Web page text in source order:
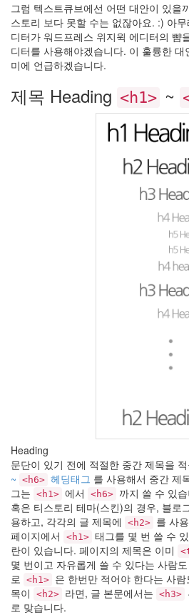
그럼 텍스트큐브에선 어떤 대안이 있을
스토리 보다 못할 수는 없잖아요. :) 아
디터가 워드프레스 위지윅 에디터의 뺨
디터를 사용해야겠습니다. 이 훌륭한
미에 언급하겠습니다.
제목 Heading <h1> ~
Heading
문단이 있기 전에 적절한 중간 제목을
~ <h6> 헤딩태그 를 사용해서 중간 제
그는 <h1> 에서 <h6> 까지 쓸 수 있
혹은 티스토리 테마(스킨)의 경우, 블로
용하고, 각각의 글 제목에
<h2> 를 사
페이지에서
<h1> 태그를 몇 번 쓸 수
란이 있습니다. 페이지의 제목은 이미
몇 번이고 자유롭게 쓸 수 있다는 사람
로
<h1> 은 한번만 적어야 한다는 사
목이
<h2> 라면, 글 본문에서는 <h3>
로 맞습니다.
2008
2
by
hi8ar
of